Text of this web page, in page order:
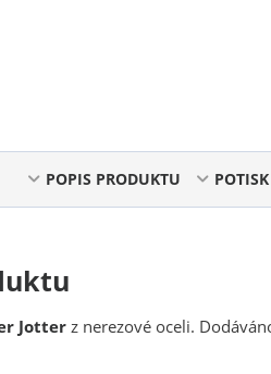
POPIS PRODUKTU POTISK
Jotter z nerezové oceli.